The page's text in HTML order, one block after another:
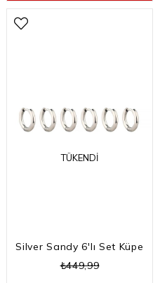
TÜKENDI
Silver Sandy 6'lı Set Küpe
₺449,99